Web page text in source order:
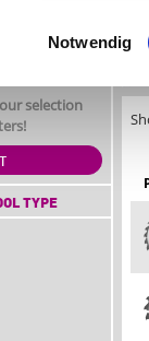
Notwendig
selection
TYPE